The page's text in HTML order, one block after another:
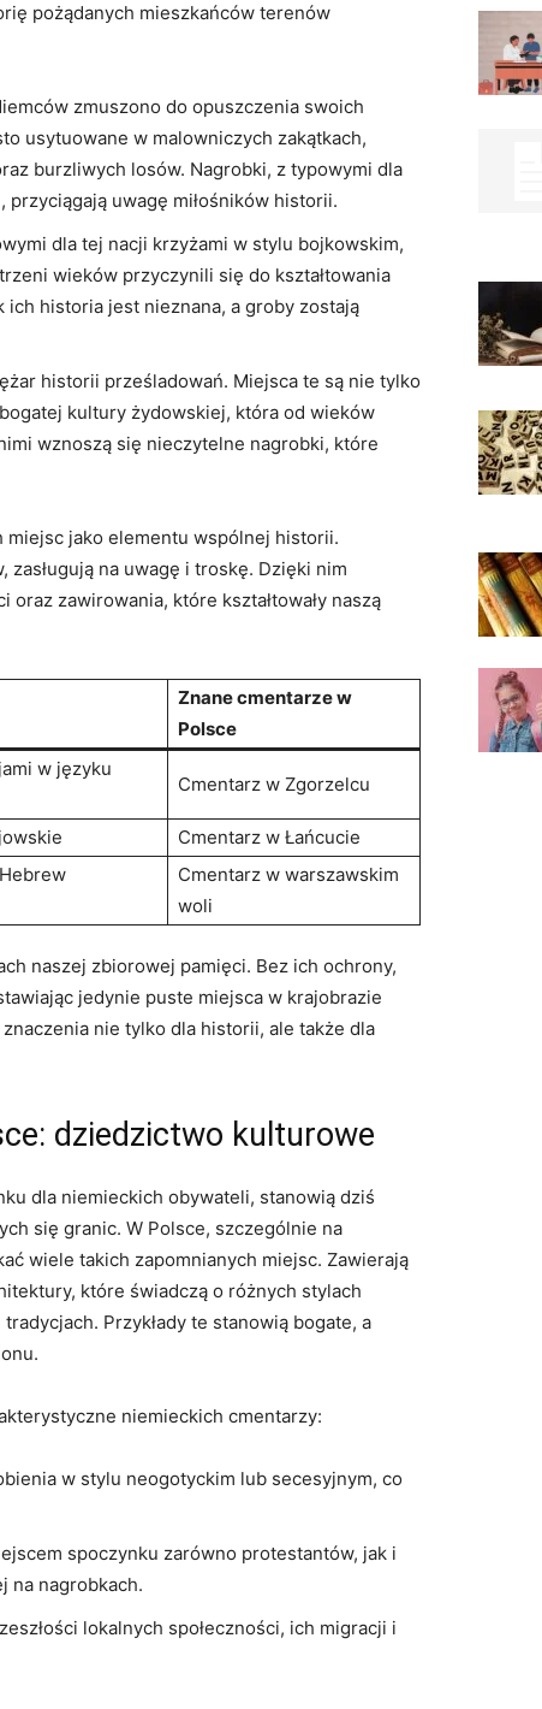
pożądanych mieszkańców terenów
zmuszono do opuszczenia swoich
usytuowane w malowniczych zakątkach,
burzliwych losów. Nagrobki, z typowymi dla
uwagę miłośników historii.
dla tej nacji krzyżami w stylu bojkowskim,
wieków przyczynili się do kształtowania
historia jest nieznana, a groby zostają
historii prześladowań. Miejsca te są nie tylko
kultury żydowskiej, która od wieków
wznoszą się nieczytelne nagrobki, które
jako elementu wspólnej historii.
na uwagę i troskę. Dzięki nim
zawirowania, które kształtowały naszą
Znane cmentarze w
Polsce
w języku
Cmentarz w Zgorzelcu
Cmentarz w Łańcucie
Cmentarz w warszawskim
woli
naszej zbiorowej pamięci. Bez ich ochrony,
jedynie puste miejsca w krajobrazie
nie tylko dla historii, ale także dla
dziedzictwo kulturowe
dla niemieckich obywateli, stanowią dziś
się granic. W Polsce, szczególnie na
wiele takich zapomnianych miejsc. Zawierają
które świadczą o różnych stylach
Przykłady te stanowią bogate, a
niemieckich cmentarzy:
w stylu neogotyckim lub secesyjnym, co
spoczynku zarówno protestantów, jak i
na nagrobkach.
lokalnych społeczności, ich migracji i